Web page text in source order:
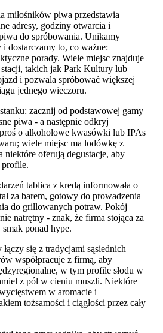
miłośników piwa przedstawia
adresy, godziny otwarcia i
do spróbowania. Unikamy
dostarczamy to, co ważne:
porady. Wiele miejsc znajduje
takich jak Park Kultury lub
i pozwala spróbować większej
jednego wieczoru.
zacznij od podstawowej gamy
piwa - a następnie odkryj
o alkoholowe kwasówki lub IPAs
wiele miejsc ma lodówkę z
niektóre oferują degustacje, aby
profile.
tablica z kredą informowała o
za barem, gotowy do prowadzenia
do grillowanych potraw. Pokój
natrętny - znak, że firma stojąca za
ponad hype.
się z tradycjami sąsiednich
współpracuje z firmą, aby
w tym profile słodu w
z pól w cieniu muszli. Niektóre
w aromacie i
tożsamości i ciągłości przez cały